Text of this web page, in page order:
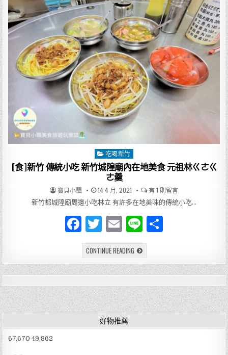
Posted
in
吃喝新竹
[食]新竹 傳統小吃 新竹城隍廟內在地美食 元祖林ㄍㄜㄍ
ㄜ羹
AUTHOR:
寶貝小飄 PUBLISHED
DATE:
14 4 月, 2021 在
〈[食]
新
竹
傳
統
小
吃
廟
內
在
美
食
元
祖
林
ㄍ
有 1 則留言
新竹都城隍廟周邊小吃林立 有許多在地美味的傳統小吃…
F
a
c
e
b
o
T
w
it
te
r
E
m
ai
l
Li
n
e
CONTINUE READING[食]
新
竹
傳
統
吃
新
竹
城
隍
內
好物推薦
67,670 49,862